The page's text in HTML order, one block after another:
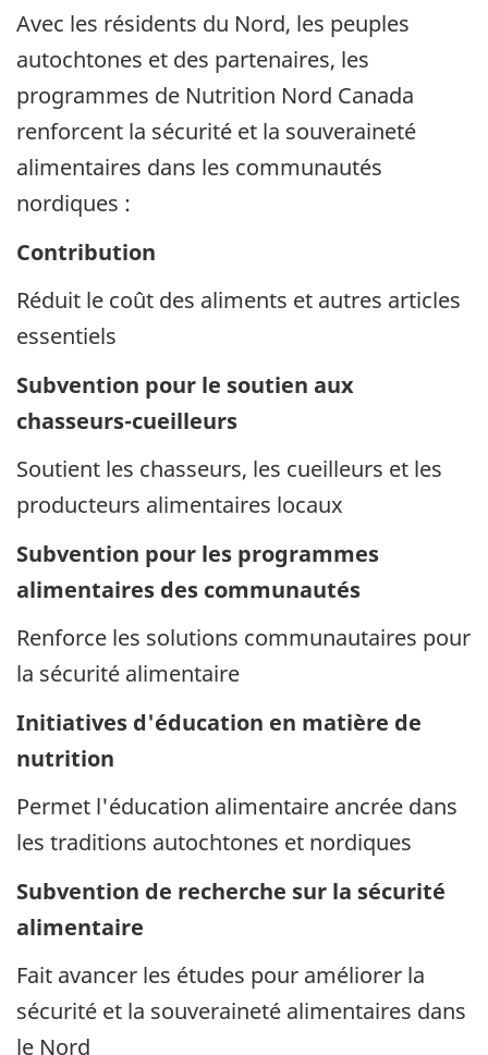
Avec les résidents du Nord, les peuples
autochtones et des partenaires, les
programmes de Nutrition Nord Canada
renforcent la sécurité et la souveraineté
alimentaires dans les communautés
nordiques :
Contribution
Réduit le coût des aliments et autres articles
essentiels
Subvention pour le soutien aux
chasseurs-cueilleurs
Soutient les chasseurs, les cueilleurs et les
producteurs alimentaires locaux
Subvention pour les programmes
alimentaires des communautés
Renforce les solutions communautaires pour
la sécurité alimentaire
Initiatives d'éducation en matière de
nutrition
Permet l'éducation alimentaire ancrée dans
les traditions autochtones et nordiques
Subvention de recherche sur la sécurité
alimentaire
Fait avancer les études pour améliorer la
sécurité et la souveraineté alimentaires dans
le Nord